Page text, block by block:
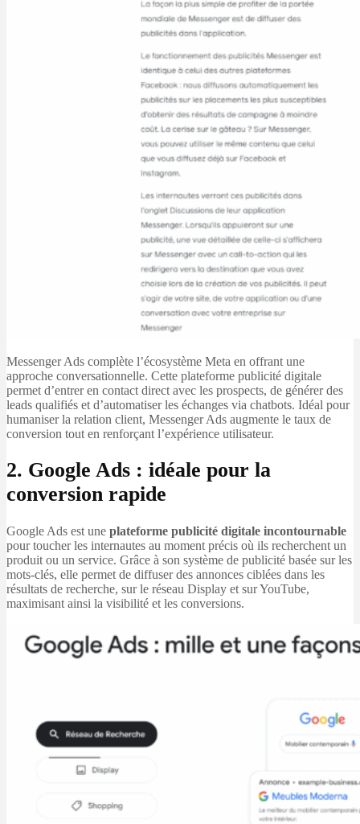
Messenger Ads complète l’écosystème Meta en offrant une
approche conversationnelle. Cette plateforme publicité digitale
permet d’entrer en contact direct avec les prospects, de générer des
leads qualifiés et d’automatiser les échanges via chatbots. Idéal pour
humaniser la relation client, Messenger Ads augmente le taux de
conversion tout en renforçant l’expérience utilisateur.
2. Google Ads : idéale pour la
conversion rapide
Google Ads est une plateforme publicité digitale incontournable
pour toucher les internautes au moment précis où ils recherchent un
produit ou un service. Grâce à son système de publicité basée sur les
mots-clés, elle permet de diffuser des annonces ciblées dans les
résultats de recherche, sur le réseau Display et sur YouTube,
maximisant ainsi la visibilité et les conversions.